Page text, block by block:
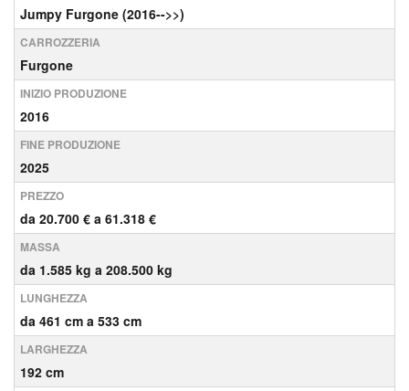
Jumpy Furgone (2016-->>)
CARROZZERIA
Furgone
INIZIO PRODUZIONE
2016
FINE PRODUZIONE
2025
PREZZO
da 20.700 € a 61.318 €
MASSA
da 1.585 kg a 208.500 kg
LUNGHEZZA
da 461 cm a 533 cm
LARGHEZZA
192 cm